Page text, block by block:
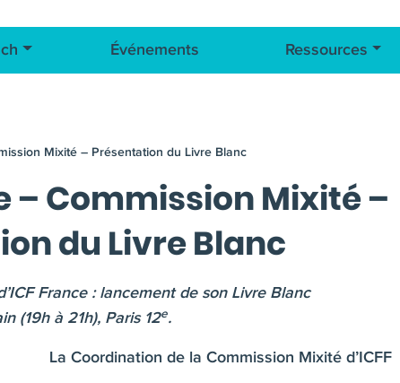
Événements Ressources
Mixité – Présentation du Livre Blanc
– Commission Mixité –
du Livre Blanc
France : lancement de son Livre Blanc
(19h à 21h), Paris 12e.
La Coordination de la Commission Mixité d’ICFF